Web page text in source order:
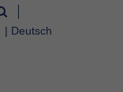
Deutsch